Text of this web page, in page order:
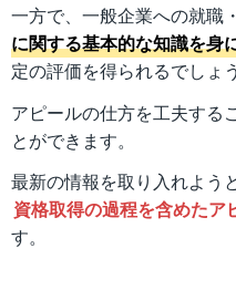
一方で、一般企業への就職
に関する基本的な知識を身
定の評価を得られるでしょう
アピールの仕方を工夫する
とができます。
最新の情報を取り入れよう
資格取得の過程を含めたア
す。